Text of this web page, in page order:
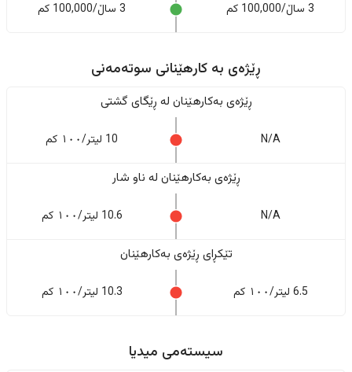
3 ساڵ/100,000 کم 3 ساڵ/100,000 کم
ڕێژەى به کارهێنانی سوتەمەنی
ڕێژەى بەکارهێنان له ڕێگای گشتی
N/A 10 لیتر/١٠٠ کم
ڕێژەى بەکارهێنان له ناو شار
N/A 10.6 لیتر/١٠٠ کم
تێکڕای ڕێژەى بەکارهێنان
6.5 لیتر/١٠٠ کم 10.3 لیتر/١٠٠ کم
سیستەمی میدیا